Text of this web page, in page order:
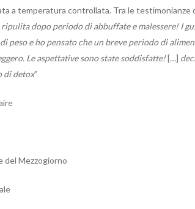
a temperatura controllata. Tra le testimonianze
dopo periodo di abbuffate e malessere! I
peso e ho pensato che un breve periodo di
Le aspettative sono state soddisfatte![…]
di detox”
del Mezzogiorno